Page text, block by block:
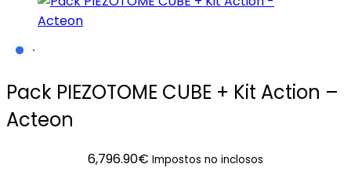
Pack PIEZOTOME CUBE + Kit Action –
Acteon
6,796.90€ Impostos no inclosos